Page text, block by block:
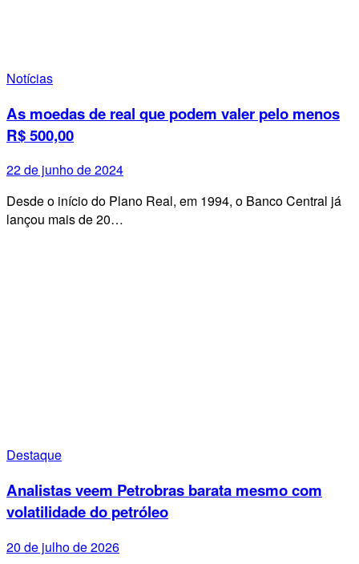
Notícias
As moedas de real que podem valer pelo menos
R$ 500,00
22 de junho de 2024
Desde o início do Plano Real, em 1994, o Banco Central já
lançou mais de 20…
Destaque
Analistas veem Petrobras barata mesmo com
volatilidade do petróleo
20 de julho de 2026